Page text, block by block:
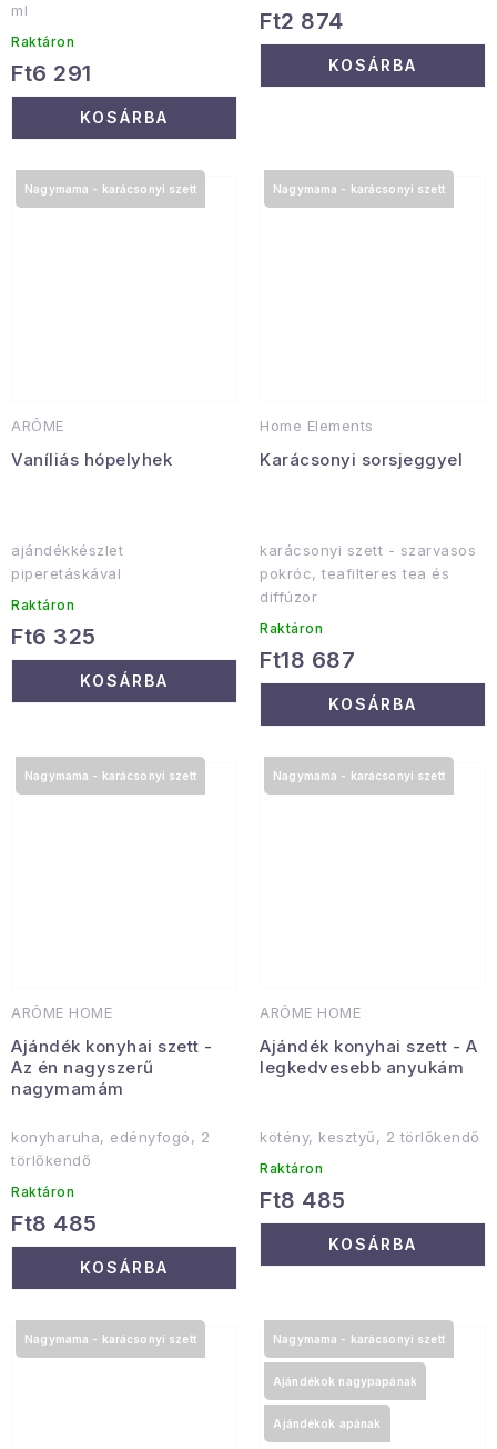
ml
Raktáron
Ft6 291
KOSÁRBA
Ft2 874
KOSÁRBA
ARÔME
Vaníliás hópelyhek
Nagymama - karácsonyi szett
ajándékkészlet
piperetáskával
Raktáron
Ft6 325
KOSÁRBA
Home Elements
Karácsonyi sorsjeggyel
Nagymama - karácsonyi szett
karácsonyi szett - szarvasos
pokróc, teafilteres tea és
diffúzor
Raktáron
Ft18 687
KOSÁRBA
ARÔME HOME
Ajándék konyhai szett -
Az én nagyszerű
nagymamám
Nagymama - karácsonyi szett
konyharuha, edényfogó, 2
törlőkendő
Raktáron
Ft8 485
KOSÁRBA
ARÔME HOME
Ajándék konyhai szett - A
legkedvesebb anyukám
Nagymama - karácsonyi szett
kötény, kesztyű, 2 törlőkendő
Raktáron
Ft8 485
KOSÁRBA
Nagymama - karácsonyi szett Nagymama - karácsonyi szett
Ajándékok nagypapának
Ajándékok apának